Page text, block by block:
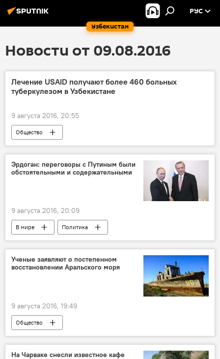
Узбекистан
РУС
Новости от 09.08.2016
Лечение USAID получают более 460 больных
туберкулезом в Узбекистане
9 августа 2016, 20:55
Общество
Эрдоган: переговоры с Путиным были
обстоятельными и содержательными
9 августа 2016, 20:09
В мире Политика
Ученые заявляют о постепенном
восстановлении Аральского моря
9 августа 2016, 19:49
Общество
На Чарваке снесли известное кафе